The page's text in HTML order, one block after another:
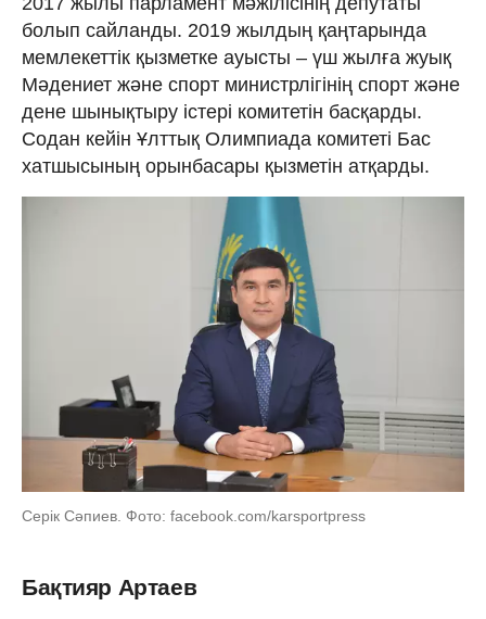
болып сайланды. 2019 жылдың қаңтарында
мемлекеттік қызметке ауысты – үш жылға жуық
Мәдениет және спорт министрлігінің спорт және
дене шынықтыру істері комитетін басқарды.
Содан кейін Ұлттық Олимпиада комитеті Бас
хатшысының орынбасары қызметін атқарды.
Серік Сәпиев. Фото: facebook.com/karsportpress
Бақтияр Артаев